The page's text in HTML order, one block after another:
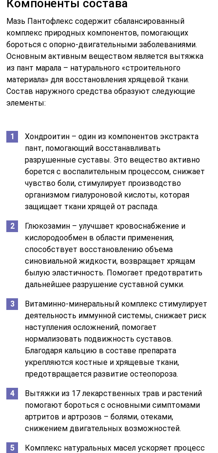
Компоненты состава
Мазь Пантофлекс содержит сбалансированный
комплекс природных компонентов, помогающих
бороться с опорно-двигательными заболеваниями.
Основным активным веществом является вытяжка
из пант марала – натурального «строительного
материала» для восстановления хрящевой ткани.
Состав наружного средства образуют следующие
элементы:
Хондроитин – один из компонентов экстракта
пант, помогающий восстанавливать
разрушенные суставы. Это вещество активно
борется с воспалительным процессом, снижает
чувство боли, стимулирует производство
организмом гиалуроновой кислоты, которая
защищает ткани хрящей от распада.
Глюкозамин – улучшает кровоснабжение и
кислородообмен в области применения,
способствует восстановлению объема
синовиальной жидкости, возвращает хрящам
былую эластичность. Помогает предотвратить
дальнейшее разрушение суставной сумки.
Витаминно-минеральный комплекс стимулирует
деятельность иммунной системы, снижает риск
наступления осложнений, помогает
нормализовать подвижность суставов.
Благодаря кальцию в составе препарата
укрепляются костные и хрящевые ткани,
предотвращается развитие остеопороза.
Вытяжки из 17 лекарственных трав и растений
помогают бороться с основными симптомами
артритов и артрозов – болями, отеками,
снижением двигательных возможностей.
Комплекс натуральных масел ускоряет процесс